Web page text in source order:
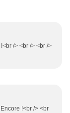
/> <br /> <br />
!<br /> <br